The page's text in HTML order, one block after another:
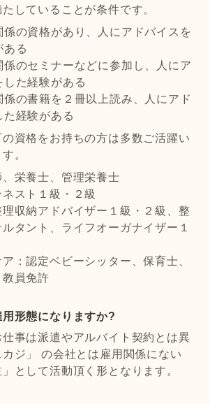
していることが条件です。
係の資格があり、人にアドバイスを
ある
係のセミナーなどに参加し、人にア
した経験がある
係の書籍を２冊以上読み、人にアド
た経験がある
資格をお持ちの方は多数ご活躍い
。
栄養士、管理栄養士
スト１級・２級
収納アドバイザー１級・２級、整
タント、ライフオーガナイザー１
：認定ベビーシッター、保育士、
員免許
形態になりますか?
事は派遣やアルバイト契約とは異
ジ」 の会社とは雇用関係にない
」として活動頂く形となります。